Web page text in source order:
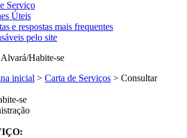
Serviço
Úteis
e respostas mais frequentes
pelo site
Habite-se
inicial > Carta de Serviços > Consultar
se